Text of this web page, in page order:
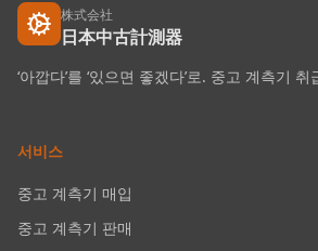
株式会社
日本中古計測器
‘아깝다’를 ‘있으면 좋겠다’로. 중고 계측기
서비스
중고 계측기 매입
중고 계측기 판매